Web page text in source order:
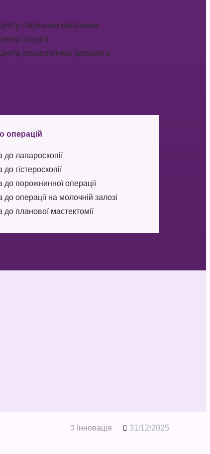
Центр лікування меланоми
Центр хірургії
Центр психологічної допомоги
операцій
до лапароскопії
до гістероскопії
до порожнинної операції
до операції на молочній залозі
до планової мастектомії
Інновація 31/12/2025